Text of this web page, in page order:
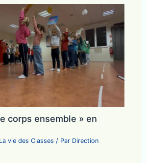
corps ensemble » en
La vie des Classes / Par Direction